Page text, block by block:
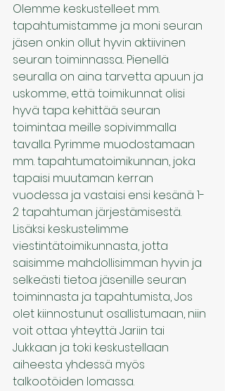
Olemme keskustelleet mm.
tapahtumistamme ja moni seuran
jäsen onkin ollut hyvin aktiivinen
seuran toiminnassa.. Pienellä
seuralla on aina tarvetta apuun ja
uskomme, että toimikunnat olisi
hyvä tapa kehittää seuran
toimintaa meille sopivimmalla
tavalla. Pyrimme muodostamaan
mm. tapahtumatoimikunnan, joka
tapaisi muutaman kerran
vuodessa ja vastaisi ensi kesänä 1-
2 tapahtuman järjestämisestä.
Lisäksi keskustelimme
viestintätoimikunnasta, jotta
saisimme mahdollisimman hyvin ja
selkeästi tietoa jäsenille seuran
toiminnasta ja tapahtumista, Jos
olet kiinnostunut osallistumaan, niin
voit ottaa yhteyttä Jariin tai
Jukkaan ja toki keskustellaan
aiheesta yhdessä myös
talkootöiden lomassa.